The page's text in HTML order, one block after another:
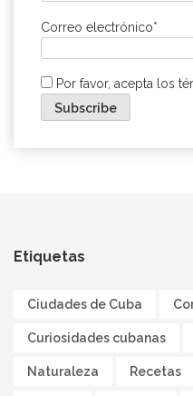
Correo electrónico*
Por favor, acepta los
Etiquetas
Ciudades de Cuba
Curiosidades cubanas
Naturaleza Recetas